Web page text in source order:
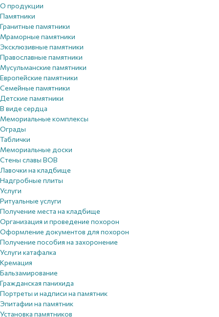
О продукции
Памятники
Гранитные памятники
Мраморные памятники
Эксклюзивные памятники
Православные памятники
Мусульманские памятники
Европейские памятники
Семейные памятники
Детские памятники
В виде сердца
Мемориальные комплексы
Ограды
Таблички
Мемориальные доски
Стены славы ВОВ
Лавочки на кладбище
Надгробные плиты
Услуги
Ритуальные услуги
Получение места на кладбище
Организация и проведение похорон
Оформление документов для похорон
Получение пособия на захоронение
Услуги катафалка
Кремация
Бальзамирование
Гражданская панихида
Портреты и надписи на памятник
Эпитафии на памятник
Установка памятников